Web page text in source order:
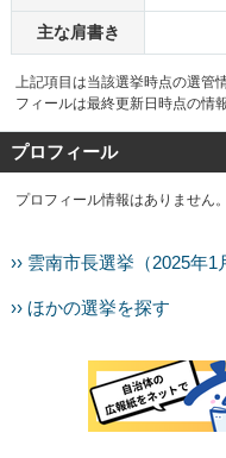
主な肩書き
上記項目は当該選挙時点の選管
フィールは最終更新日時点の情
プロフィール
プロフィール情報はありません。
›› 雲南市長選挙（2025年
›› ほかの選挙を探す